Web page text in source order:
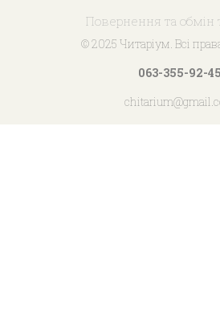
Повернення та обмін
© 2025 Читаріум. Всі
063-355-92-45